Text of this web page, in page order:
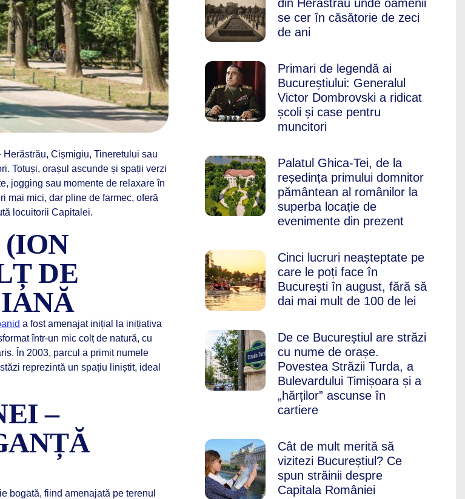
Cișmigiu, Tineretului sau
Totuși, orașul ascunde și spații verzi
jogging sau momente de relaxare în
mai mici, dar pline de farmec, oferă
locuitorii Capitalei.
DE
a fost amenajat inițial la inițiativa
într-un mic colț de natură, cu
În 2003, parcul a primit numele
reprezintă un spațiu liniștit, ideal
–
bogată, fiind amenajată pe terenul
din Herăstrău unde oamenii
se cer în căsătorie de zeci
de ani
Primari de legendă ai
Bucureștiului: Generalul
Victor Dombrovski a ridicat
școli și case pentru
muncitori
Palatul Ghica-Tei, de la
reședința primului domnitor
pământean al românilor la
superba locație de
evenimente din prezent
Cinci lucruri neașteptate pe
care le poți face în
București în august, fără să
dai mai mult de 100 de lei
De ce Bucureștiul are străzi
cu nume de orașe.
Povestea Străzii Turda, a
Bulevardului Timișoara și a
„hărților” ascunse în
cartiere
Cât de mult merită să
vizitezi Bucureștiul? Ce
spun străinii despre
Capitala României